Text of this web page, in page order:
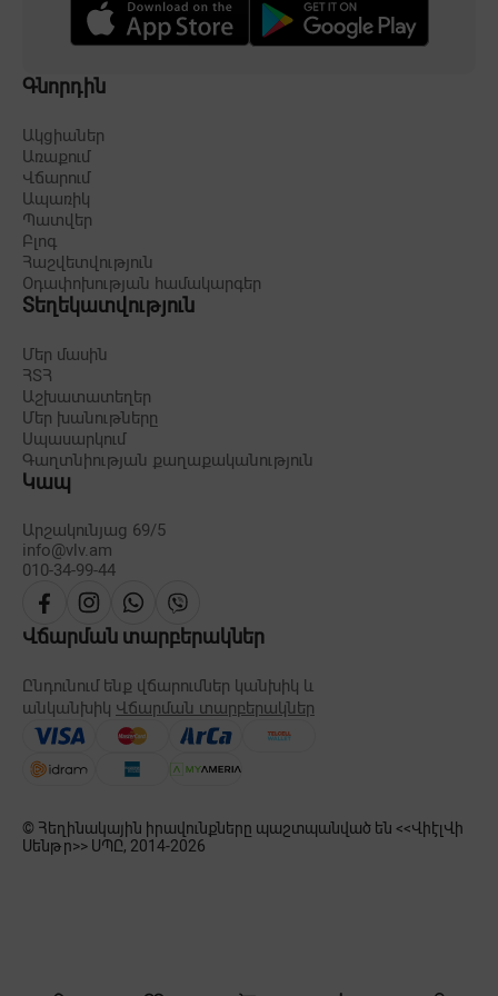
Գնորդին
Ակցիաներ
Առաքում
Վճարում
Ապառիկ
Պատվեր
Բլոգ
Հաշվետվություն
Օդափոխության համակարգեր
Տեղեկատվություն
Մեր մասին
ՀՏՀ
Աշխատատեղեր
Մեր խանութները
Սպասարկում
Գաղտնիության քաղաքականություն
Կապ
Արշակունյաց 69/5
info@vlv.am
010-34-99-44
Վճարման տարբերակներ
Ընդունում ենք վճարումներ կանխիկ և
անկանխիկ Վճարման տարբերակներ
© Հեղինակային իրավունքները պաշտպանված են <<ՎիէլՎի
Սենթր>> ՍՊԸ, 2014-2026